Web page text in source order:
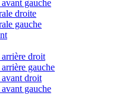
gauche
droite
gauche
arrière droit
gauche
avant droit
gauche